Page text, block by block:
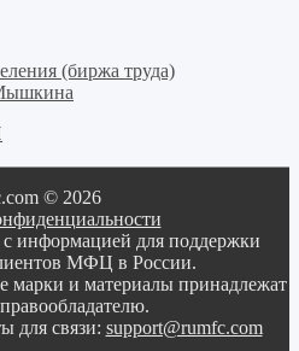
(биржа труда)
© 2026
информацией для поддержки
МФЦ в России.
марки и материалы принадлежат
для связи: support@rumfc.com